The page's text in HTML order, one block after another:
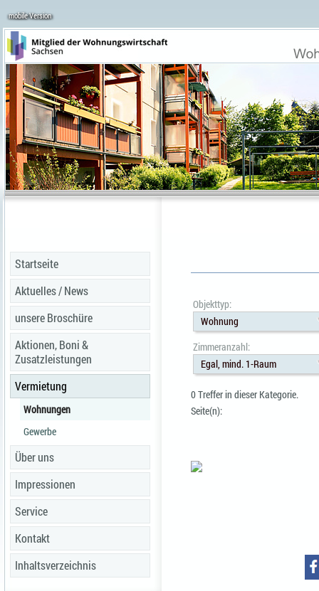
mobile Version
Startseite
Aktuelles / News
unsere Broschüre
Aktionen, Boni &
Zusatzleistungen
Vermietung
Wohnungen
Gewerbe
Über uns
Impressionen
Service
Kontakt
Inhaltsverzeichnis
Objekttyp:
Wohnung
Zimmeranzahl:
Egal, mind. 1-Raum
0 Treffer in dieser Kategorie.
Seite(n):